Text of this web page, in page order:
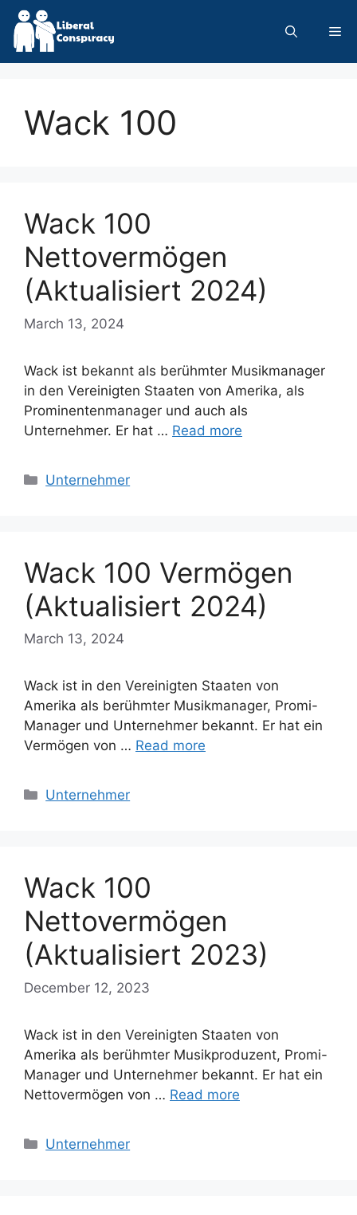
Skip
content
Wack 100
Wack 100
Nettovermögen
(Aktualisiert 2024)
March 13, 2024
Wack ist bekannt als berühmter Musikmanager
in den Vereinigten Staaten von Amerika, als
Prominentenmanager und auch als
Unternehmer. Er hat … Read more
Categories
Unternehmer
Wack 100 Vermögen
(Aktualisiert 2024)
March 13, 2024
Wack ist in den Vereinigten Staaten von
Amerika als berühmter Musikmanager, Promi-
Manager und Unternehmer bekannt. Er hat ein
Vermögen von … Read more
Categories
Unternehmer
Wack 100
Nettovermögen
(Aktualisiert 2023)
December 12, 2023
Wack ist in den Vereinigten Staaten von
Amerika als berühmter Musikproduzent, Promi-
Manager und Unternehmer bekannt. Er hat ein
Nettovermögen von … Read more
Categories
Unternehmer